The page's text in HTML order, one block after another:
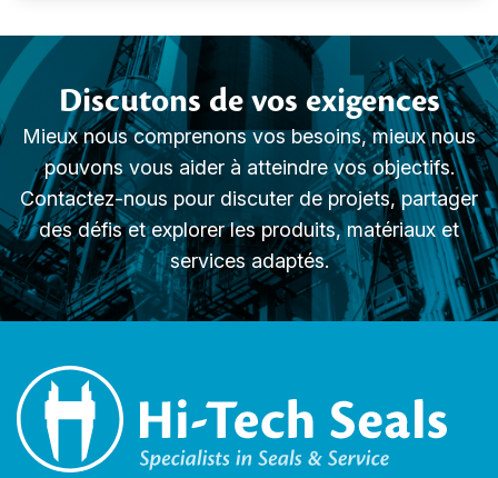
Discutons de vos exigences
Mieux nous comprenons vos besoins, mieux nous
pouvons vous aider à atteindre vos objectifs.
Contactez-nous pour discuter de projets, partager
des défis et explorer les produits, matériaux et
services adaptés.